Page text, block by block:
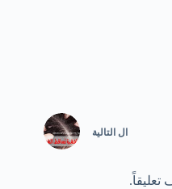
ال التالية
تعليقاً.